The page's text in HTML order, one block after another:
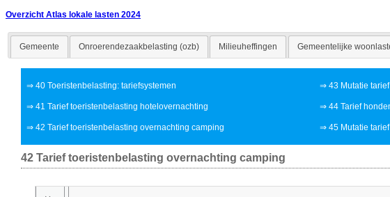
Overzicht Atlas lokale lasten 2024
Gemeente Onroerendezaakbelasting (ozb) Milieuheffingen Gemeentelijke
⇒40 Toeristenbelasting: tariefsystemen
⇒41 Tarief toeristenbelasting hotelovernachting
⇒42 Tarief toeristenbelasting overnachting camping
⇒43 Mutatie
⇒44 Tarief
⇒45 Mutatie
42 Tarief toeristenbelasting overnachting camping